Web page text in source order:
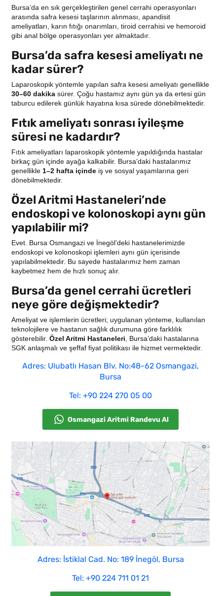
Bursa’da en sık gerçekleştirilen genel cerrahi operasyonları
arasında safra kesesi taşlarının alınması, apandisit
ameliyatları, karın fıtığı onarımları, tiroid cerrahisi ve hemoroid
gibi anal bölge operasyonları yer almaktadır.
Bursa’da safra kesesi ameliyatı ne
kadar sürer?
Laparoskopik yöntemle yapılan safra kesesi ameliyatı genellikle
30–60 dakika sürer. Çoğu hastamız aynı gün ya da ertesi gün
taburcu edilerek günlük hayatına kısa sürede dönebilmektedir.
Fıtık ameliyatı sonrası iyileşme
süresi ne kadardır?
Fıtık ameliyatları laparoskopik yöntemle yapıldığında hastalar
birkaç gün içinde ayağa kalkabilir. Bursa’daki hastalarımız
genellikle 1–2 hafta içinde iş ve sosyal yaşamlarına geri
dönebilmektedir.
Özel Aritmi Hastaneleri’nde
endoskopi ve kolonoskopi aynı gün
yapılabilir mi?
Evet. Bursa Osmangazi ve İnegöl’deki hastanelerimizde
endoskopi ve kolonoskopi işlemleri aynı gün içerisinde
yapılabilmektedir. Bu sayede hastalarımız hem zaman
kaybetmez hem de hızlı sonuç alır.
Bursa’da genel cerrahi ücretleri
neye göre değişmektedir?
Ameliyat ve işlemlerin ücretleri; uygulanan yönteme, kullanılan
teknolojilere ve hastanın sağlık durumuna göre farklılık
gösterebilir.Özel Aritmi Hastaneleri , Bursa’daki hastalarına
SGK anlaşmalı ve şeffaf fiyat politikası ile hizmet vermektedir.
Adres: Ulubatlı Hasan Blv. No:48-62 Osmangazi,
Bursa
Tel: +90 224 270 05 00
Osmangazi Aritmi Randevu Al
Adres: İstiklal Cad. No: 189 İnegöl, Bursa
Tel: +90 224 711 01 21